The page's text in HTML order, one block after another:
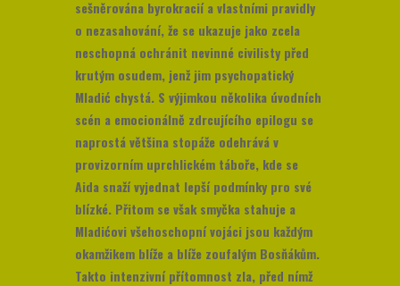
sešněrována byrokracií a vlastními pravidly
o nezasahování, že se ukazuje jako zcela
neschopná ochránit nevinné civilisty před
krutým osudem, jenž jim psychopatický
Mladić chystá. S výjimkou několika úvodních
scén a emocionálně zdrcujícího epilogu se
naprostá většina stopáže odehrává v
provizorním uprchlickém táboře, kde se
Aida snaží vyjednat lepší podmínky pro své
blízké. Přitom se však smyčka stahuje a
Mladićovi všehoschopní vojáci jsou každým
okamžikem blíže a blíže zoufalým Bosňákům.
Takto intenzivní přítomnost zla, před nímž